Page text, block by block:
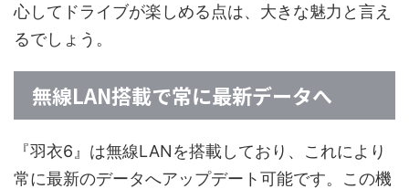
心してドライブが楽しめる点は、大きな魅力と言え
るでしょう。
無線LAN搭載で常に最新データへ
『羽衣6』は無線LANを搭載しており、これにより
常に最新のデータへアップデート可能です。この機